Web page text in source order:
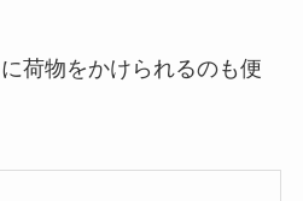
荷物をかけられるのも便